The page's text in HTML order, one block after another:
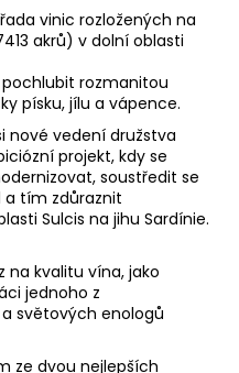
vinic rozložených na
akrů) v dolní oblasti
rozmanitou
písku, jílu a vápence.
nové vedení družstva
projekt, kdy se
soustředit se
tím zdůraznit
Sulcis na jihu Sardínie.
na kvalitu vína, jako
jednoho z
světových enologů
ze dvou nejlepších